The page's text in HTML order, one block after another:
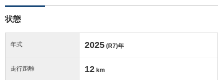
状態
年式 2025 (R7)年
走行距離 12 km